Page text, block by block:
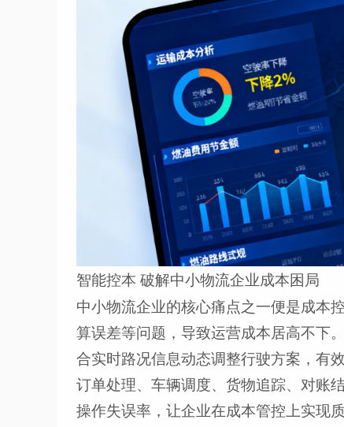
智能控本 破解中小物流企业成本困局
中小物流企业的核心痛点之一便是成本
算误差等问题，导致运营成本居高不下
合实时路况信息动态调整行驶方案，有
订单处理、车辆调度、货物追踪、对账
操作失误率，让企业在成本管控上实现质